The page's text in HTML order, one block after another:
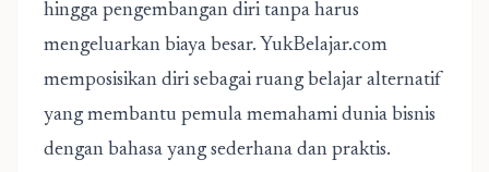
hingga pengembangan diri tanpa harus
mengeluarkan biaya besar. YukBelajar.com
memposisikan diri sebagai ruang belajar alternatif
yang membantu pemula memahami dunia bisnis
dengan bahasa yang sederhana dan praktis.